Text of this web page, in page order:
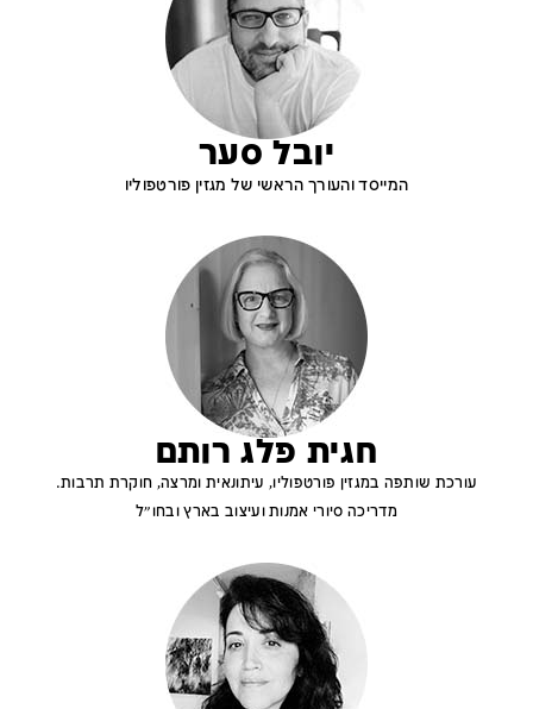
יובל סער
המייסד והעורך הראשי של מגזין פורטפוליו
חגית פלג רותם
עורכת שותפה במגזין פורטפוליו, עיתונאית ומרצה, חוקרת תרבות.
מדריכה סיורי אמנות ועיצוב בארץ ובחו״ל